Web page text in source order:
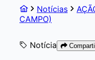
Notícias
CAMPO)
Notícia